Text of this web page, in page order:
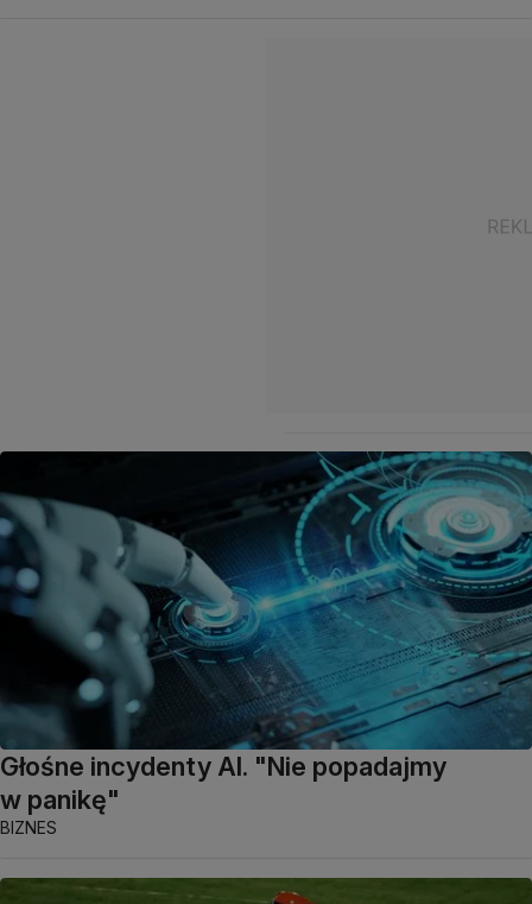
Głośne incydenty AI. "Nie popadajmy
w panikę"
BIZNES